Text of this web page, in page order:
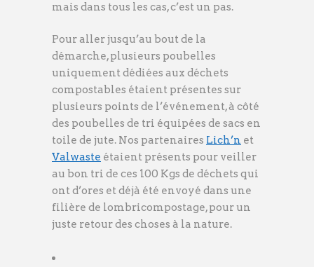
mais dans tous les cas, c’est un pas.
Pour aller jusqu’au bout de la
démarche, plusieurs poubelles
uniquement dédiées aux déchets
compostables étaient présentes sur
plusieurs points de l’événement, à côté
des poubelles de tri équipées de sacs en
toile de jute. Nos partenaires Lich’n et
Valwaste étaient présents pour veiller
au bon tri de ces 100 Kgs de déchets qui
ont d’ores et déjà été envoyé dans une
filière de lombricompostage, pour un
juste retour des choses à la nature.